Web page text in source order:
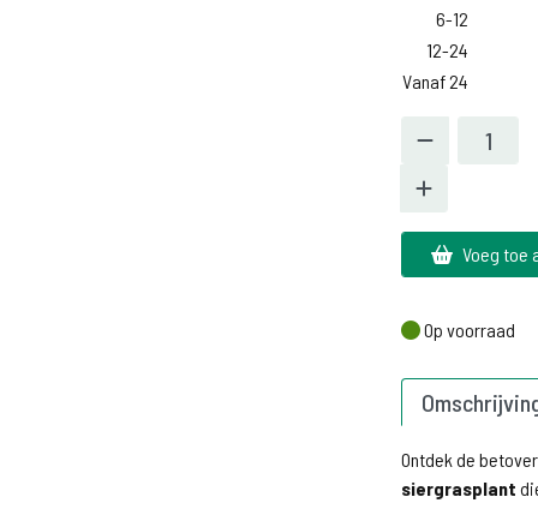
6-12
12-24
Vanaf 24
Voeg toe
Op voorraad
Op voorraad
Ontdek de
siergrasplant